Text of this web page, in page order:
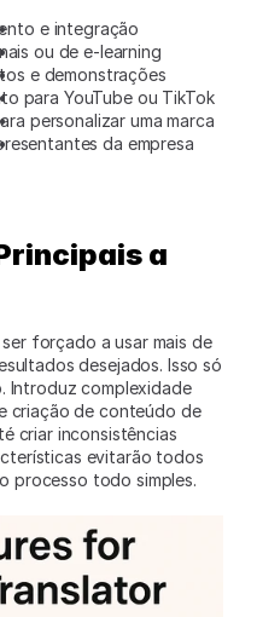
e integração
ou de e-learning
e demonstrações
para YouTube ou TikTok
personalizar uma marca
da empresa
a
forçado a usar mais de
desejados. Isso só
Introduz complexidade
criação de conteúdo de
criar inconsistências
evitarão todos
processo todo simples.